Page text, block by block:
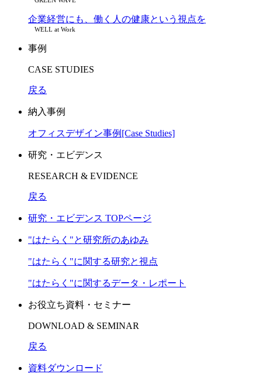
企業経営にも、働く人の健康という視点を
WELL at Work
事例
CASE STUDIES
戻る
納入事例
オフィスデザイン事例[Case Studies]
研究・エビデンス
RESEARCH & EVIDENCE
戻る
研究・エビデンス TOPページ
"はたらく"と研究所のあゆみ
"はたらく"に関する研究と視点
"はたらく"に関するデータ・レポート
お役立ち資料・セミナー
DOWNLOAD & SEMINAR
戻る
資料ダウンロード